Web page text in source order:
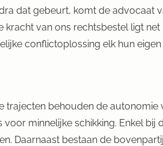
dat gebeurt, komt de advocaat
van ons rechtsbestel ligt
conflictoplossing elk hun
behouden de autonomie
minnelijke schikking. Enkel
Daarnaast bestaan de